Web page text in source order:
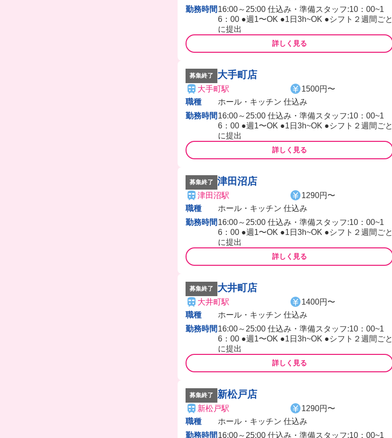
勤務時間 16:00～25:00 仕込み・準備スタッフ:10：00~1
6：00 ●週1〜OK ●1日3h~OK ●シフト２週間ごと
に提出
詳しく見る
募集終了 大手町店
大手町駅
1500円〜
職種
ホール・キッチン 仕込み
勤務時間 16:00～25:00 仕込み・準備スタッフ:10：00~1
6：00 ●週1〜OK ●1日3h~OK ●シフト２週間ごと
に提出
詳しく見る
募集終了 津田沼店
津田沼駅
1290円〜
職種
ホール・キッチン 仕込み
勤務時間 16:00～25:00 仕込み・準備スタッフ:10：00~1
6：00 ●週1〜OK ●1日3h~OK ●シフト２週間ごと
に提出
詳しく見る
募集終了 大井町店
大井町駅
1400円〜
職種
ホール・キッチン 仕込み
勤務時間 16:00～25:00 仕込み・準備スタッフ:10：00~1
6：00 ●週1〜OK ●1日3h~OK ●シフト２週間ごと
に提出
詳しく見る
募集終了 新松戸店
新松戸駅
1290円〜
職種
ホール・キッチン 仕込み
勤務時間 16:00～25:00 仕込み・準備スタッフ:10：00~1